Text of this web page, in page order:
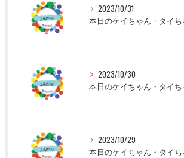
2023/10/31
本日のケイちゃん・タイち
2023/10/30
本日のケイちゃん・タイち
2023/10/29
本日のケイちゃん・タイち